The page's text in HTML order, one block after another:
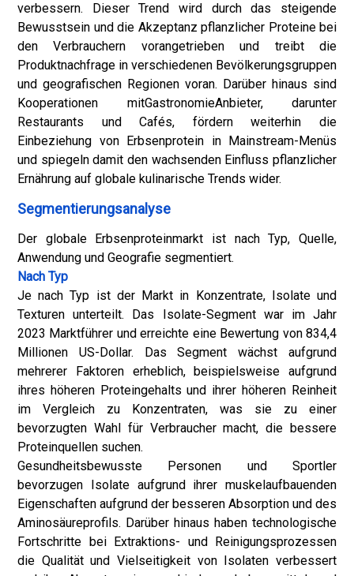
verbessern. Dieser Trend wird durch das steigende
Bewusstsein und die Akzeptanz pflanzlicher Proteine ​​bei
den Verbrauchern vorangetrieben und treibt die
Produktnachfrage in verschiedenen Bevölkerungsgruppen
und geografischen Regionen voran. Darüber hinaus sind
Kooperationen mitGastronomieAnbieter, darunter
Restaurants und Cafés, fördern weiterhin die
Einbeziehung von Erbsenprotein in Mainstream-Menüs
und spiegeln damit den wachsenden Einfluss pflanzlicher
Ernährung auf globale kulinarische Trends wider.
Segmentierungsanalyse
Der globale Erbsenproteinmarkt ist nach Typ, Quelle,
Anwendung und Geografie segmentiert.
Nach Typ
Je nach Typ ist der Markt in Konzentrate, Isolate und
Texturen unterteilt. Das Isolate-Segment war im Jahr
2023 Marktführer und erreichte eine Bewertung von 834,4
Millionen US-Dollar. Das Segment wächst aufgrund
mehrerer Faktoren erheblich, beispielsweise aufgrund
ihres höheren Proteingehalts und ihrer höheren Reinheit
im Vergleich zu Konzentraten, was sie zu einer
bevorzugten Wahl für Verbraucher macht, die bessere
Proteinquellen suchen.
Gesundheitsbewusste Personen und Sportler
bevorzugen Isolate aufgrund ihrer muskelaufbauenden
Eigenschaften aufgrund der besseren Absorption und des
Aminosäureprofils. Darüber hinaus haben technologische
Fortschritte bei Extraktions- und Reinigungsprozessen
die Qualität und Vielseitigkeit von Isolaten verbessert